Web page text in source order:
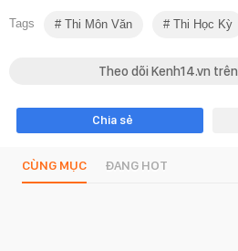
Tags Thi Môn Văn Thi Học Kỳ
Theo dõi Kenh14.vn trên
Chia sẻ
CÙNG MỤC ĐANG HOT